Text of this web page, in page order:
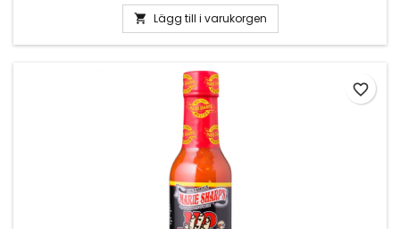
 Lägg till i varukorgen
favorite_border